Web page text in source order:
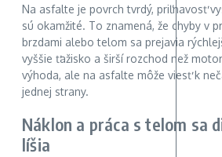
Na asfalte je povrch tvrdý, priľnavosť
sú okamžité. To znamená, že chyby v
brzdami alebo telom sa prejavia
vyššie ťažisko a širší rozchod než
výhoda, ale na asfalte môže viesť k
jednej strany.
Náklon a práca s telom sa
líšia